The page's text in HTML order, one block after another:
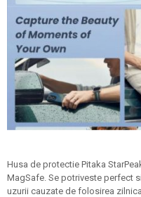
Husa de protectie Pitaka
MagSafe. Se potriveste perfect
uzurii cauzate de folosirea zilnica.